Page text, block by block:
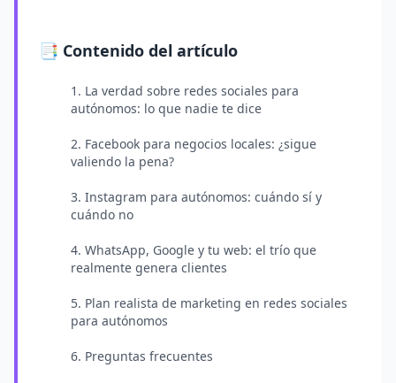
📑 Contenido del artículo
1. La verdad sobre redes sociales para
autónomos: lo que nadie te dice
2. Facebook para negocios locales: ¿sigue
valiendo la pena?
3. Instagram para autónomos: cuándo sí y
cuándo no
4. WhatsApp, Google y tu web: el trío que
realmente genera clientes
5. Plan realista de marketing en redes sociales
para autónomos
6. Preguntas frecuentes